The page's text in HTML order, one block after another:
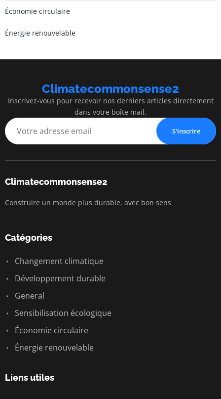
Économie circulaire
Énergie renouvelable
Climatecommonsense2
Inscrivez-vous pour recevoir nos derniers articles directement
dans votre boîte mail.
S'inscrire
Climatecommonsense2
Construire un monde plus durable, avec bon sens
Catégories
Changement climatique
Développement durable
General
Sensibilisation écologique
Économie circulaire
Énergie renouvelable
Liens utiles